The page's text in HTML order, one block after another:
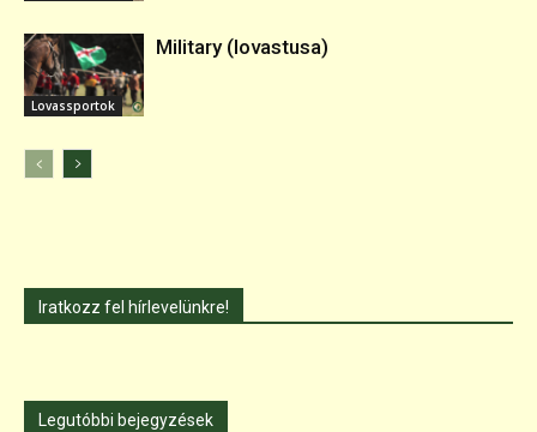
Lovassportok
Military (lovastusa)
Iratkozz fel hírlevelünkre!
Legutóbbi bejegyzések